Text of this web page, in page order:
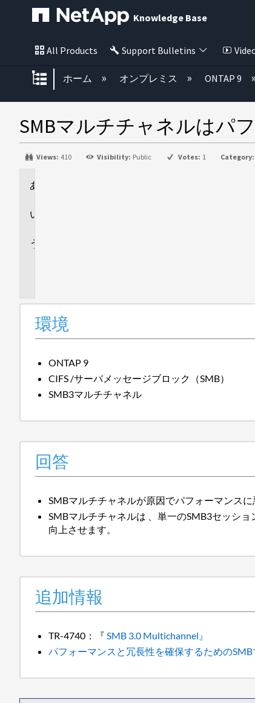
Knowledge Base
All Products Support Bulletins
グローバル階層を展開/折りた
ホーム オンプレミス ONTAP 9
SMBマルチチャネルはパ
Views: 410 Visibility: Public Votes: 1 Category:
環境
ONTAP 9
CIFS /サーバメッセージブロック（SMB）
SMB3マルチチャネル
回答
SMBマルチチャネルが原因でパフォーマンス
SMBマルチチャネルは 、単一のSMB3セッシ
向上させます。
追加情報
TR-4740：『 SMB 3.0 Multichannel』
パフォーマンスと冗長性を確保するための